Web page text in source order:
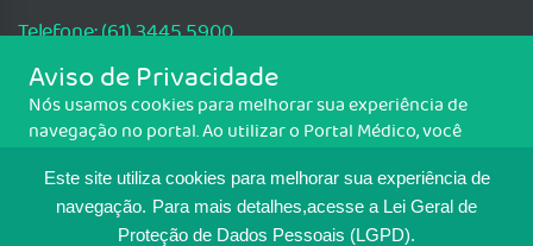
Este site utiliza cookies para melhorar sua experiência de
navegação. Para mais detalhes,acesse a Lei Geral de
Proteção de Dados Pessoais (LGPD).
Telefone: (61) 3445 5900
Email: cfm@portalmedico.org.br
SGAS 616, Conjunto D, Lote 115, L2 Sul, Brasília/DF - CEP: 70200-760 -
CNPJ: 33.583.550/0001-30
MAPA DO SITE
Aviso de Privacidade
Nós usamos cookies para melhorar sua experiência de
navegação no portal. Ao utilizar o Portal Médico, você
Para ter mais informações sobre como isso é feito, acesse
Política de cookies. Se você concorda, clique em ACEITO.